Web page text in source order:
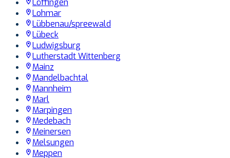
Löffingen
Lohmar
Lübbenau/spreewald
Lübeck
Ludwigsburg
Lutherstadt Wittenberg
Mainz
Mandelbachtal
Mannheim
Marl
Marpingen
Medebach
Meinersen
Melsungen
Meppen